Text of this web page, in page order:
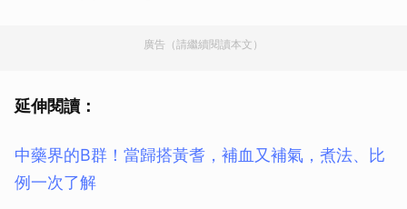
廣告（請繼續閱讀本文）
延伸閱讀：
中藥界的B群！當歸搭黃耆，補血又補氣，煮法、比
例一次了解